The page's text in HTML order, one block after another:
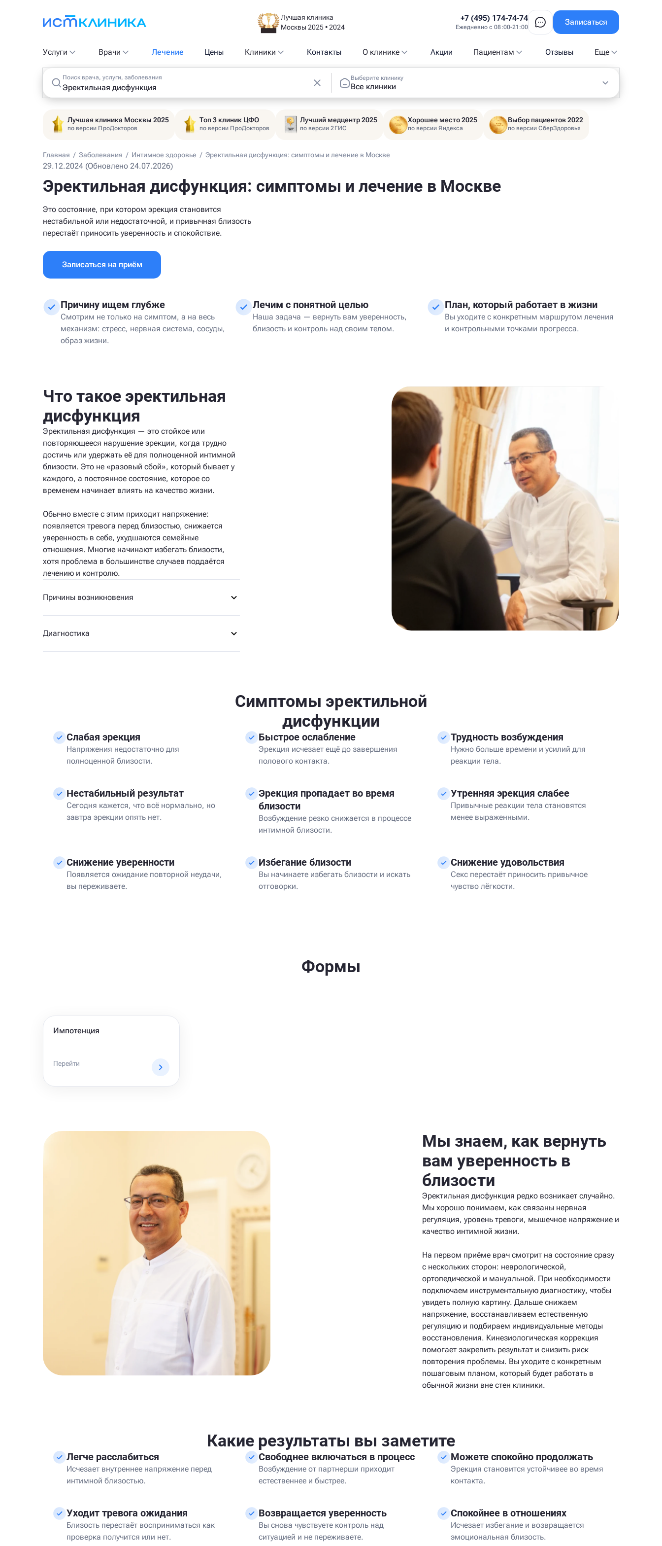
Лучшая клиника
Москвы 2025 • 2024
+7 (495) 174-74-74
Ежедневно с 08:00-21:00
Записаться
Услуги Врачи Лечение Цены Клиники Контакты О клинике Акции Пациентам Отзывы Еще
Поиск врача, услуги, заболевания Выберите клинику
Все клиники
Лучшая клиника Москвы 2025
по версии ПроДокторов
Топ 3 клиник ЦФО
по версии ПроДокторов
Лучший медцентр 2025
по версии 2ГИС
Хорошее место 2025
по версии Яндекса
Выбор пациентов 2022
по версии СберЗдоровья
Главная / Заболевания / Интимное здоровье / Эректильная дисфункция: симптомы и лечение в Москве
29.12.2024 (Обновлено 24.07.2026)
Эректильная дисфункция: симптомы и лечение в Москве
Это состояние, при котором эрекция становится
нестабильной или недостаточной, и привычная близость
перестаёт приносить уверенность и спокойствие.
Записаться на приём
Причину ищем глубже
Смотрим не только на симптом, а на весь
механизм: стресс, нервная система, сосуды,
образ жизни.
Лечим с понятной целью
Наша задача — вернуть вам уверенность,
близость и контроль над своим телом.
План, который работает в жизни
Вы уходите с конкретным маршрутом лечения
и контрольными точками прогресса.
Что такое эректильная
дисфункция
Эректильная дисфункция — это стойкое или
повторяющееся нарушение эрекции, когда трудно
достичь или удержать её для полноценной интимной
близости. Это не «разовый сбой», который бывает у
каждого, а постоянное состояние, которое со
временем начинает влиять на качество жизни.
Обычно вместе с этим приходит напряжение:
появляется тревога перед близостью, снижается
уверенность в себе, ухудшаются семейные
отношения. Многие начинают избегать близости,
хотя проблема в большинстве случаев поддаётся
лечению и контролю.
Причины возникновения
Диагностика
Симптомы эректильной
дисфункции
Слабая эрекция
Напряжения недостаточно для
полноценной близости.
Быстрое ослабление
Эрекция исчезает ещё до завершения
полового контакта.
Трудность возбуждения
Нужно больше времени и усилий для
реакции тела.
Нестабильный результат
Сегодня кажется, что всё нормально, но
завтра эрекции опять нет.
Эрекция пропадает во время
близости
Возбуждение резко снижается в процессе
интимной близости.
Утренняя эрекция слабее
Привычные реакции тела становятся
менее выраженными.
Снижение уверенности
Появляется ожидание повторной неудачи,
вы переживаете.
Избегание близости
Вы начинаете избегать близости и искать
отговорки.
Снижение удовольствия
Секс перестаёт приносить привычное
чувство лёгкости.
Формы
Импотенция
Перейти
Мы знаем, как вернуть
вам уверенность в
близости
Эректильная дисфункция редко возникает случайно.
Мы хорошо понимаем, как связаны нервная
регуляция, уровень тревоги, мышечное напряжение и
качество интимной жизни.
На первом приёме врач смотрит на состояние сразу
с нескольких сторон: неврологической,
ортопедической и мануальной. При необходимости
подключаем инструментальную диагностику, чтобы
увидеть полную картину. Дальше снижаем
напряжение, восстанавливаем естественную
регуляцию и подбираем индивидуальные методы
восстановления. Кинезиологическая коррекция
помогает закрепить результат и снизить риск
повторения проблемы. Вы уходите с конкретным
пошаговым планом, который будет работать в
обычной жизни вне стен клиники.
Какие результаты вы заметите
Легче расслабиться
Исчезает внутреннее напряжение перед
интимной близостью.
Свободнее включаться в процесс
Возбуждение от партнерши приходит
естественнее и быстрее.
Можете спокойно продолжать
Эрекция становится устойчивее во время
контакта.
Уходит тревога ожидания
Близость перестаёт восприниматься как
проверка получится или нет.
Возвращается уверенность
Вы снова чувствуете контроль над
ситуацией и не переживаете.
Спокойнее в отношениях
Исчезает избегание и возвращается
эмоциональная близость.